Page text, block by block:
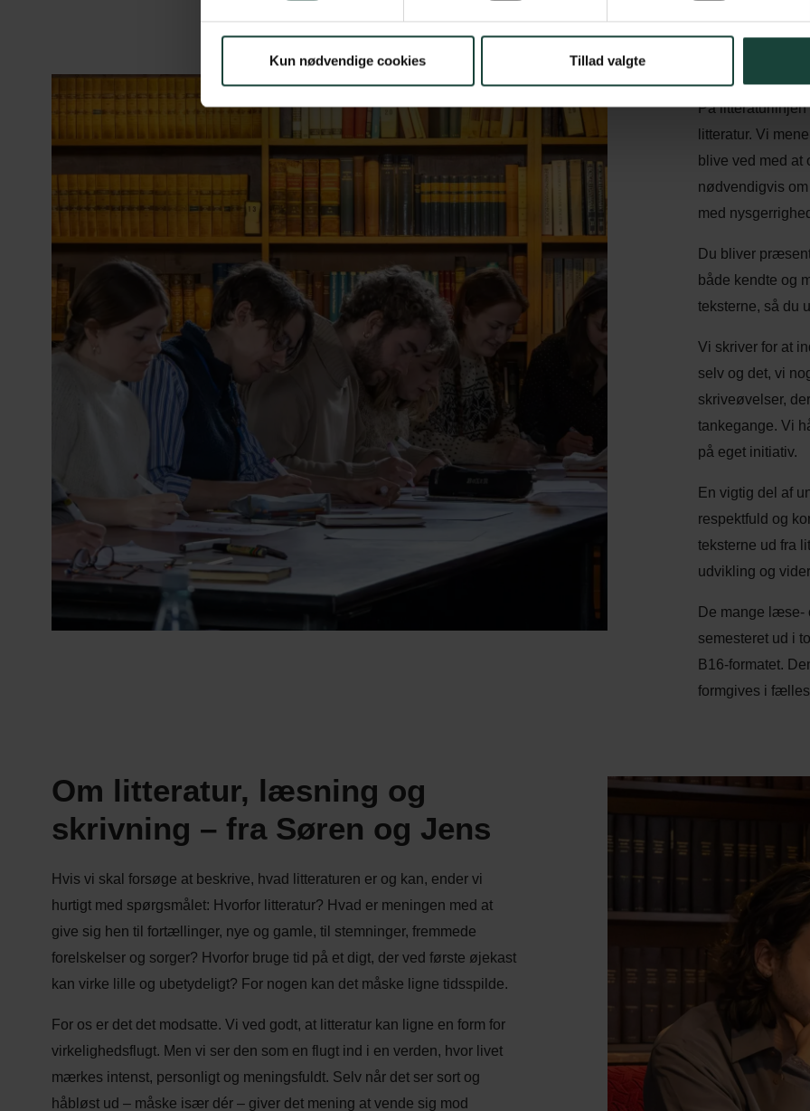
Kun nødvendige cookies Tillad valgte
Hvad
På
litteratur. Vi
blive ved med at
nødvendigvis
med
Du bliver
både kendte og
teksterne, så du
Vi skriver for at
selv og det, vi
skriveøvelser,
tankegange. Vi
på eget initiativ.
En vigtig del af
respektfuld og
teksterne ud fra
udvikling og
De mange læse-
semesteret ud i
B16-formatet.
formgives i
Om litteratur, læsning og
skrivning – fra Søren og Jens
Hvis vi skal forsøge at beskrive, hvad litteraturen er og kan, ender vi
hurtigt med spørgsmålet: Hvorfor litteratur? Hvad er meningen med at
give sig hen til fortællinger, nye og gamle, til stemninger, fremmede
forelskelser og sorger? Hvorfor bruge tid på et digt, der ved første øjekast
kan virke lille og ubetydeligt? For nogen kan det måske ligne tidsspilde.
For os er det det modsatte. Vi ved godt, at litteratur kan ligne en form for
virkelighedsflugt. Men vi ser den som en flugt ind i en verden, hvor livet
mærkes intenst, personligt og meningsfuldt. Selv når det ser sort og
håbløst ud – måske især dér – giver det mening at vende sig mod